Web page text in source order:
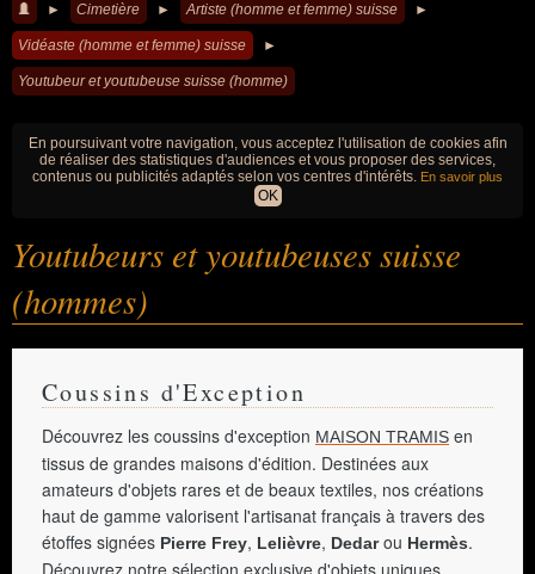
► Cimetière ► Artiste (homme et femme) suisse ►
Vidéaste (homme et femme) suisse ►
Youtubeur et youtubeuse suisse (homme)
En poursuivant votre navigation, vous acceptez l'utilisation de cookies afin
de réaliser des statistiques d'audiences et vous proposer des services,
contenus ou publicités adaptés selon vos centres d'intérêts. En savoir plus
OK
Youtubeurs et youtubeuses suisse
(hommes)
Coussins d'Exception
Découvrez les coussins d'exception MAISON TRAMIS en
tissus de grandes maisons d'édition. Destinées aux
amateurs d'objets rares et de beaux textiles, nos créations
haut de gamme valorisent l'artisanat français à travers des
étoffes signées Pierre Frey, Lelièvre, Dedarou Hermès.
Découvrez notre sélection exclusive d'objets uniques